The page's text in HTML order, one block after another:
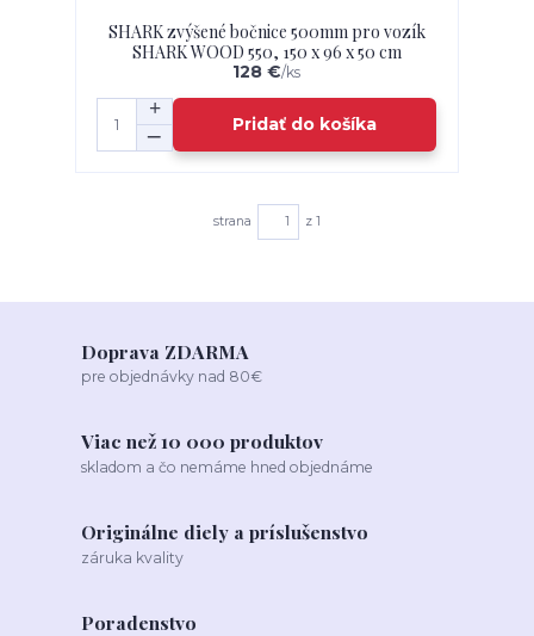
SHARK zvýšené bočnice 500mm pro vozík
SHARK WOOD 550, 150 x 96 x 50 cm
128 €/ks
Pridať do košíka
strana z 1
Doprava ZDARMA
pre objednávky nad 80€
Viac než 10 000 produktov
skladom a čo nemáme hned objednáme
Originálne diely a príslušenstvo
záruka kvality
Poradenstvo